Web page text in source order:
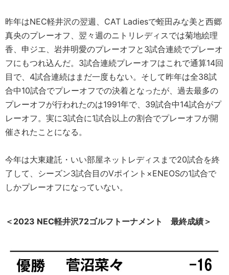
昨年はNEC軽井沢の翌週、CAT Ladiesで蛭田みな美と西郷
真央のプレーオフ、翌々週のニトリレディスでは菊地絵理
香、申ジエ、岩井明愛のプレーオフと3試合連続でプレーオ
フにもつれ込んだ。3試合連続プレーオフはこれで通算14回
目で、4試合連続はまだ一度もない。そして昨年は全38試
合中10試合でプレーオフでの決着となったが、過去最多の
プレーオフが行われたのは1991年で、39試合中14試合がプ
レーオフ。実に3試合に1試合以上の割合でプレーオフが開
催されたことになる。
今年は大東建託・いい部屋ネットレディスまで20試合を終
了して、シーズン3試合目のVポイント×ENEOSの1試合で
しかプレーオフになっていない。
＜2023 NEC軽井沢72ゴルフトーナメント 最終成績＞